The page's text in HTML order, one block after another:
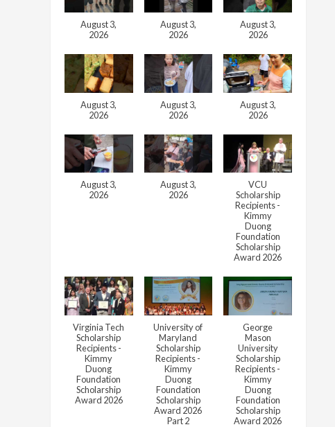
August 3,
2026
August 3,
2026
August 3,
2026
August 3,
2026
August 3,
2026
August 3,
2026
August 3,
2026
August 3,
2026
VCU
Scholarship
Recipients -
Kimmy
Duong
Foundation
Scholarship
Award 2026
Virginia Tech
Scholarship
Recipients -
Kimmy
Duong
Foundation
Scholarship
Award 2026
University of
Maryland
Scholarship
Recipients -
Kimmy
Duong
Foundation
Scholarship
Award 2026
Part 2
George
Mason
University
Scholarship
Recipients -
Kimmy
Duong
Foundation
Scholarship
Award 2026